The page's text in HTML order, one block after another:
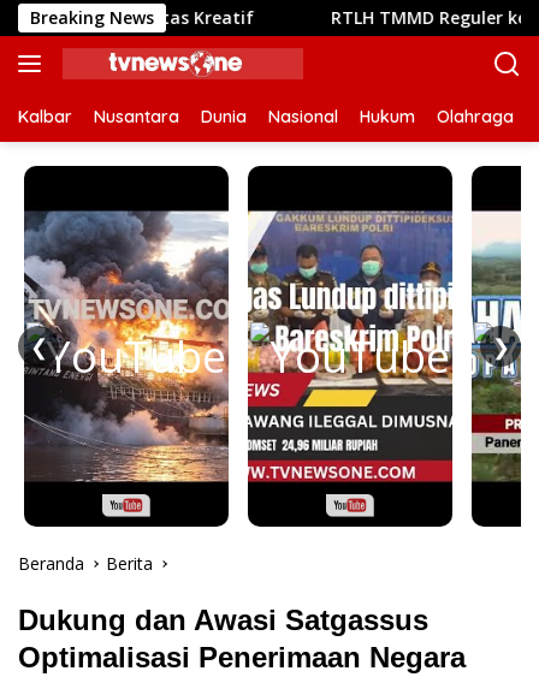
Langsung
ke
konten
Breaking News
Kreatif RTLH TMMD Reguler ke-129 Kodim
Kalbar Nusantara Dunia Nasional Hukum Olahraga
❮ ❯
Beranda Berita
Dukung dan Awasi Satgassus
Optimalisasi Penerimaan Negara